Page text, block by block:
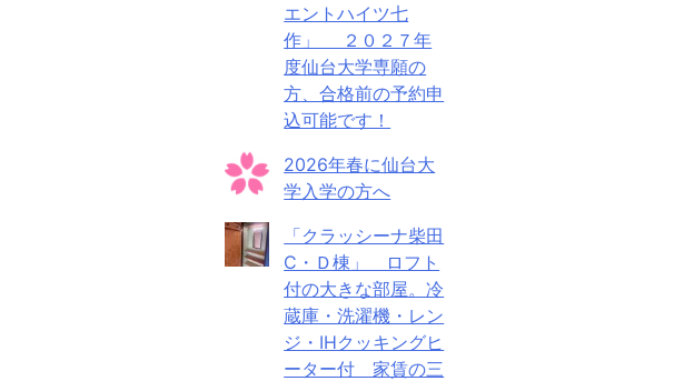
エントハイツ七
作」 ２０２７年
度仙台大学専願の
方、合格前の予約申
込可能です！
2026年春に仙台大
学入学の方へ
「クラッシーナ柴田
C・Ｄ棟」 ロフト
付の大きな部屋。冷
蔵庫・洗濯機・レン
ジ・IHクッキングヒ
ーター付 家賃の三